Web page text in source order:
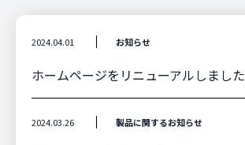
2024.04.01 お知らせ
ホームページをリニューアルしました
2024.03.26 製品に関するお知らせ